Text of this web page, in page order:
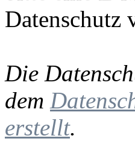
Datenschutz
Die
dem
erstellt.